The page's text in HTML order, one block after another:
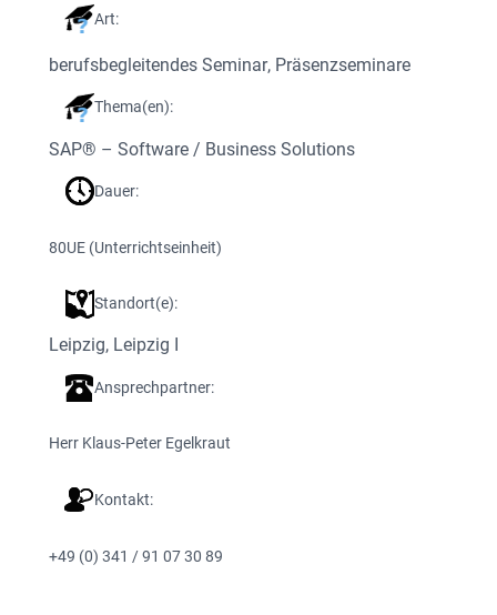
Art:
berufsbegleitendes Seminar, Präsenzseminare
Thema(en):
SAP® – Software / Business Solutions
Dauer:
80UE (Unterrichtseinheit)
Standort(e):
Leipzig, Leipzig I
Ansprechpartner:
Herr Klaus-Peter Egelkraut
Kontakt:
+49 (0) 341 / 91 07 30 89